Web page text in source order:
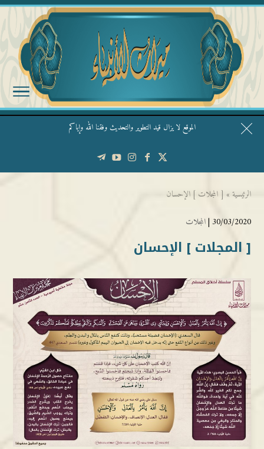
الموقع لا يزال قيد التطوير والتحديث وفقنا الله وإياكم
قال الشيخ ربيع وفقه الله: نحن ليس عندنا تقديس الأشخاص
الرئيسية » [ المجلات ] الإحسان
30/03/2020 | المجلات
[ المجلات ] الإحسان